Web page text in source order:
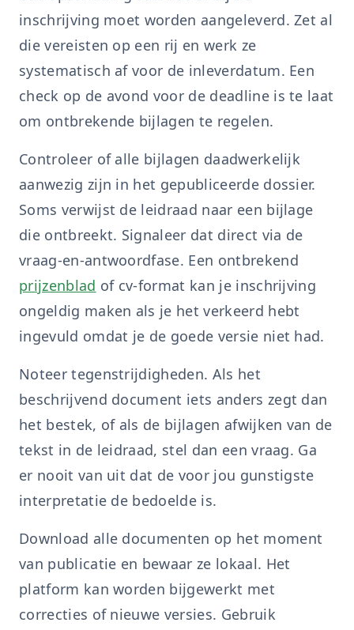
inschrijving moet worden aangeleverd. Zet al
die vereisten op een rij en werk ze
systematisch af voor de inleverdatum. Een
check op de avond voor de deadline is te laat
om ontbrekende bijlagen te regelen.
Controleer of alle bijlagen daadwerkelijk
aanwezig zijn in het gepubliceerde dossier.
Soms verwijst de leidraad naar een bijlage
die ontbreekt. Signaleer dat direct via de
vraag-en-antwoordfase. Een ontbrekend
prijzenblad of cv-format kan je inschrijving
ongeldig maken als je het verkeerd hebt
ingevuld omdat je de goede versie niet had.
Noteer tegenstrijdigheden. Als het
beschrijvend document iets anders zegt dan
het bestek, of als de bijlagen afwijken van de
tekst in de leidraad, stel dan een vraag. Ga
er nooit van uit dat de voor jou gunstigste
interpretatie de bedoelde is.
Download alle documenten op het moment
van publicatie en bewaar ze lokaal. Het
platform kan worden bijgewerkt met
correcties of nieuwe versies. Gebruik